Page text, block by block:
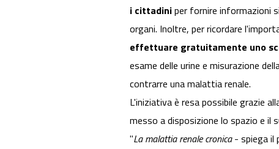
i cittadiniper fornire informazioni
organi. Inoltre, per ricordare
effettuare gratuitamente uno
esame delle urine e misurazione
contrarre una malattia renale.
L'iniziativa è resa possibile grazie
messo a disposizione lo spazio e il
"La malattia renale cronica- spiega il